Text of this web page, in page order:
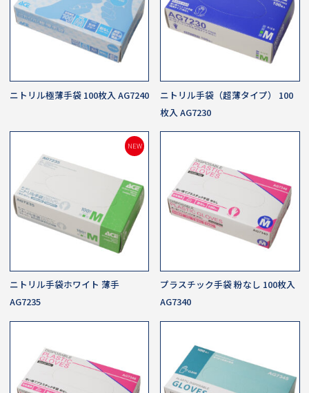
ニトリル極薄手袋 100枚入 AG7240
ニトリル手袋（超薄タイプ） 100
枚入 AG7230
NEW
ニトリル手袋ホワイト 薄手
AG7235
プラスチック手袋 粉なし 100枚入
AG7340